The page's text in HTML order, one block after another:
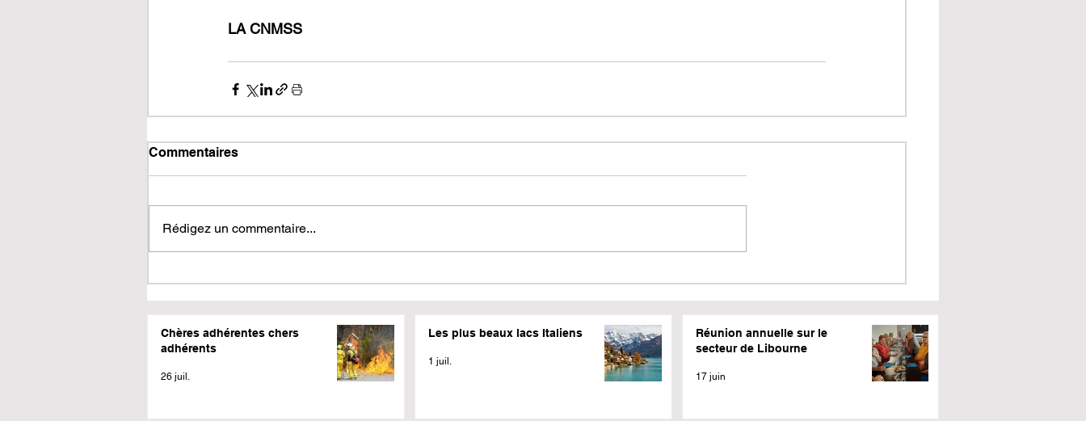
LA CNMSS
Commentaires
Rédigez un commentaire...
Chères adhérentes chers
adhérents
26 juil.
Les plus beaux lacs Italiens
1 juil.
Réunion annuelle sur le
secteur de Libourne
17 juin